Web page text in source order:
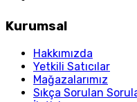
Kurumsal
Hakkımızda
Yetkili Satıcılar
Mağazalarımız
Sıkça Sorulan